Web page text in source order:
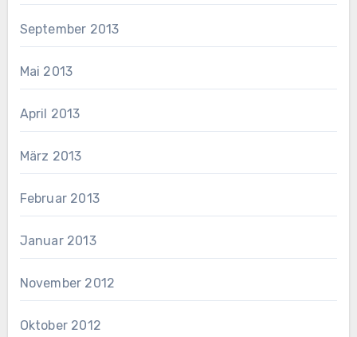
September 2013
Mai 2013
April 2013
März 2013
Februar 2013
Januar 2013
November 2012
Oktober 2012